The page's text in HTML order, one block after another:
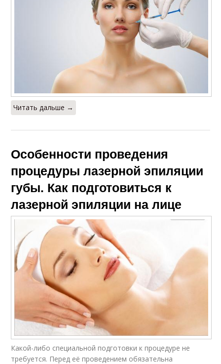
Читать дальше →
Особенности проведения
процедуры лазерной эпиляции
губы. Как подготовиться к
лазерной эпиляции на лице
Какой-либо специальной подготовки к процедуре не
требуется. Перед её проведением обязательна